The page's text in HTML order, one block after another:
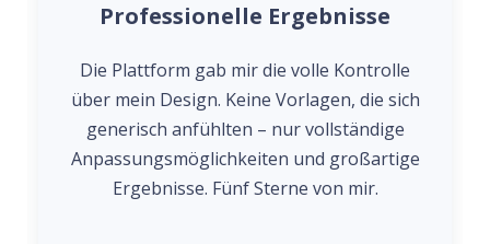
Professionelle Ergebnisse
Die Plattform gab mir die volle Kontrolle
über mein Design. Keine Vorlagen, die sich
generisch anfühlten – nur vollständige
Anpassungsmöglichkeiten und großartige
Ergebnisse. Fünf Sterne von mir.